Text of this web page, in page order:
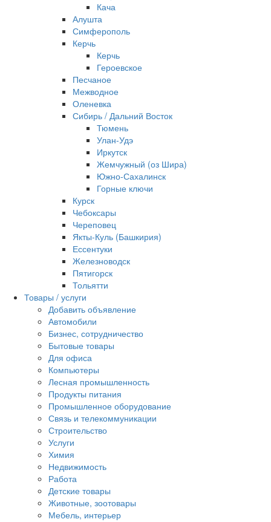
Кача
Алушта
Симферополь
Керчь
Керчь
Героевское
Песчаное
Межводное
Оленевка
Сибирь / Дальний Восток
Тюмень
Улан-Удэ
Иркутск
Жемчужный (оз Шира)
Южно‐Сахалинск
Горные ключи
Курск
Чебоксары
Череповец
Якты-Куль (Башкирия)
Ессентуки
Железноводск
Пятигорск
Тольятти
Товары / услуги
Добавить объявление
Автомобили
Бизнес, сотрудничество
Бытовые товары
Для офиса
Компьютеры
Лесная промышленность
Продукты питания
Промышленное оборудование
Связь и телекоммуникации
Строительство
Услуги
Химия
Недвижимость
Работа
Детские товары
Животные, зоотовары
Мебель, интерьер